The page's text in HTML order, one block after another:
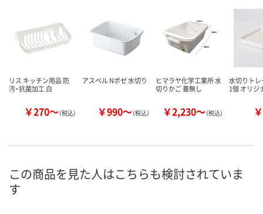
リス キッチン用品 防
汚・抗菌加工 白
￥270～（税込）
アスベル Nポゼ 水切り
￥990～（税込）
ヒマラヤ化学工業所 水
切りかご 蓋無し
￥2,230～（税込）
水切りト
1個 オリジ
この商品を見た人はこちらも検討されていま
す